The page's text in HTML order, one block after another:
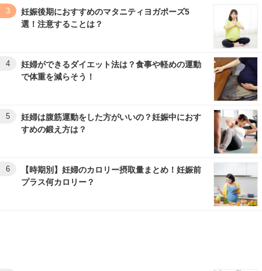
3
妊娠後期におすすめのマタニティヨガポーズ5
選！注意することは？
4
妊婦ができるダイエット法は？食事や軽めの運動
で体重を減らそう！
5
妊婦は腹筋運動をした方がいいの？妊娠中におす
すめの鍛え方は？
6
【時期別】妊婦のカロリー摂取量まとめ！妊娠前
プラス何カロリー？